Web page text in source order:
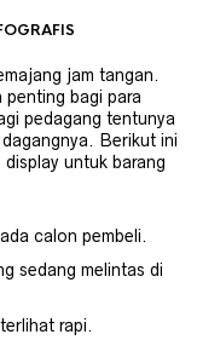
jam tangan.
penting bagi para
pedagang tentunya
Berikut ini
untuk barang
calon pembeli.
sedang melintas di
rapi.